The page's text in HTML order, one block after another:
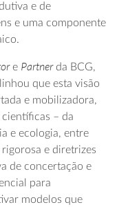
e de
e uma componente
e Partnerda BCG,
que esta visão
e mobilizadora,
– da
e ecologia, entre
e diretrizes
de concertação e
para
modelos que